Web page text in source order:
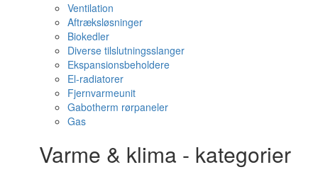
Ventilation
Aftræksløsninger
Biokedler
Diverse tilslutningsslanger
Ekspansionsbeholdere
El-radiatorer
Fjernvarmeunit
Gabotherm rørpaneler
Gas
Varme & klima - kategorier